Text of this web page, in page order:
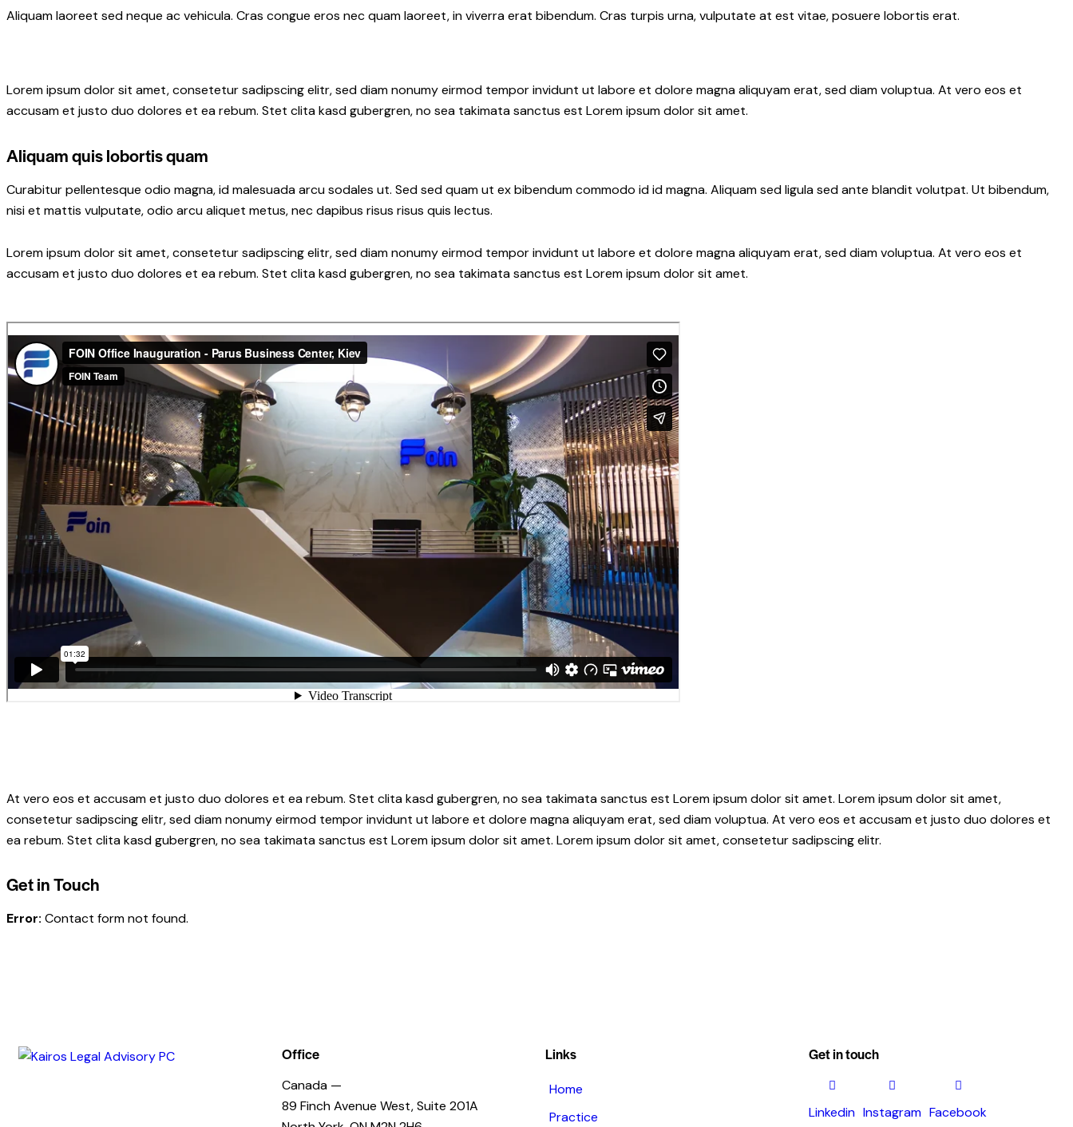
Aliquam laoreet sed neque ac vehicula. Cras congue eros nec quam laoreet, in viverra erat bibendum. Cras turpis urna, vulputate at est vitae, posuere lobortis erat.
Lorem ipsum dolor sit amet, consetetur sadipscing elitr, sed diam nonumy eirmod tempor invidunt ut labore et dolore magna aliquyam erat, sed diam voluptua. At vero eos et
accusam et justo duo dolores et ea rebum. Stet clita kasd gubergren, no sea takimata sanctus est Lorem ipsum dolor sit amet.
Aliquam quis lobortis quam
Curabitur pellentesque odio magna, id malesuada arcu sodales ut. Sed sed quam ut ex bibendum commodo id id magna. Aliquam sed ligula sed ante blandit volutpat. Ut bibendum,
nisi et mattis vulputate, odio arcu aliquet metus, nec dapibus risus risus quis lectus.
Lorem ipsum dolor sit amet, consetetur sadipscing elitr, sed diam nonumy eirmod tempor invidunt ut labore et dolore magna aliquyam erat, sed diam voluptua. At vero eos et
accusam et justo duo dolores et ea rebum. Stet clita kasd gubergren, no sea takimata sanctus est Lorem ipsum dolor sit amet.
At vero eos et accusam et justo duo dolores et ea rebum. Stet clita kasd gubergren, no sea takimata sanctus est Lorem ipsum dolor sit amet. Lorem ipsum dolor sit amet,
consetetur sadipscing elitr, sed diam nonumy eirmod tempor invidunt ut labore et dolore magna aliquyam erat, sed diam voluptua. At vero eos et accusam et justo duo dolores et
ea rebum. Stet clita kasd gubergren, no sea takimata sanctus est Lorem ipsum dolor sit amet. Lorem ipsum dolor sit amet, consetetur sadipscing elitr.
Get in Touch
Error: Contact form not found.
Office
Canada —
89 Finch Avenue West, Suite 201A
Links
Home
Practice
Get in touch
Linkedin Instagram Facebook